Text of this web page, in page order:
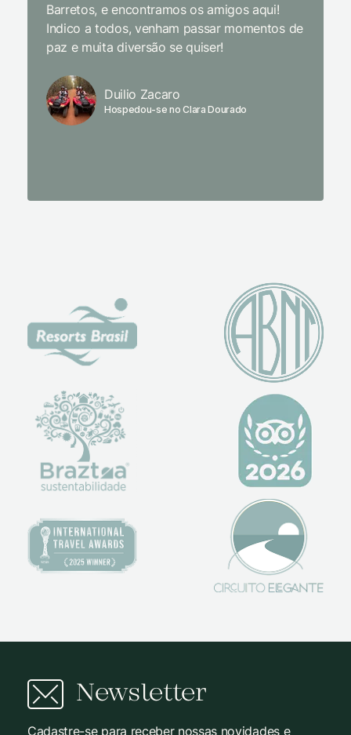
Barretos, e encontramos os amigos aqui!
Indico a todos, venham passar momentos de
paz e muita diversão se quiser!
Duilio Zacaro
Hospedou-se no Clara Dourado
Newsletter
Cadastre-se para receber nossas novidades e